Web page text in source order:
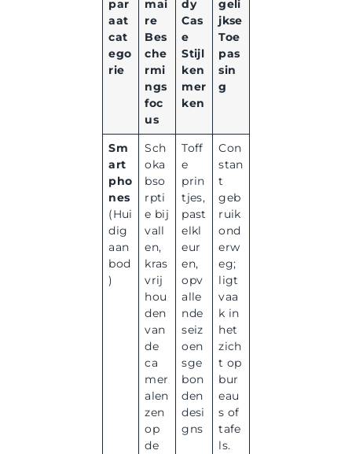
par
aat
cat
ego
rie
mai
re
Bes
che
rmi
ngs
foc
us
dy
Cas
e
Stijl
ken
mer
ken
geli
jkse
Toe
pas
sin
g
Sm
art
pho
nes
(Hui
dig
aan
bod
)
Sch
oka
bso
rpti
e bij
vall
en,
kras
vrij
hou
den
van
de
ca
mer
alen
zen
op
de
Toff
e
prin
tjes,
past
elkl
eur
en,
opv
alle
nde
seiz
oen
sge
bon
den
desi
gns
Con
stan
t
geb
ruik
ond
erw
eg;
ligt
vaa
k in
het
zich
t op
bur
eau
s of
tafe
ls.